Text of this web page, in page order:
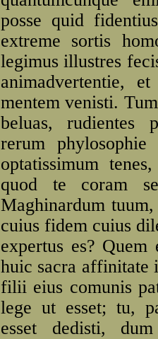
posse quid
extreme sortis
legimus illustres
animadvertentie,
mentem venisti.
beluas, rudientes
rerum
optatissimum
quod te coram
Maghinardum
cuius fidem cuius
expertus es?
huic sacra affinitate
filii eius comunis
lege ut esset; tu,
esset dedisti,